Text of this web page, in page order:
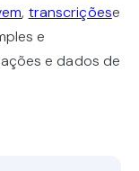
, transcriçõese
e
e dados de